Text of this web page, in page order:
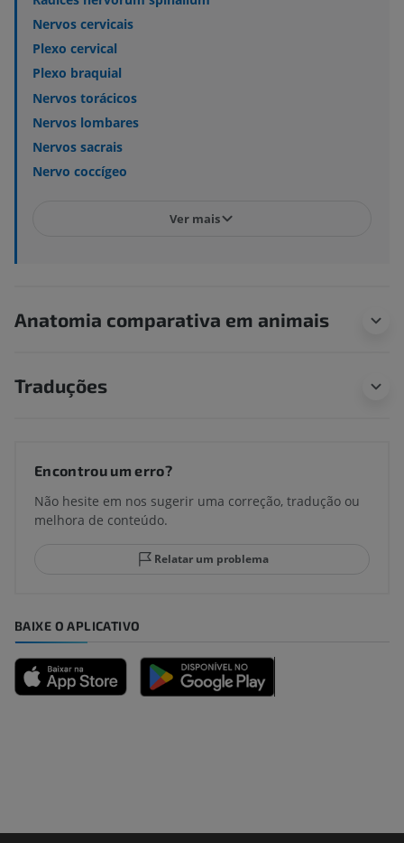
Nervos cervicais
Plexo cervical
Plexo braquial
Nervos torácicos
Nervos lombares
Nervos sacrais
Nervo coccígeo
Ver mais
Anatomia comparativa em animais
Traduções
Encontrou um erro?
Não hesite em nos sugerir uma correção, tradução ou
melhora de conteúdo.
Relatar um problema
BAIXE O APLICATIVO